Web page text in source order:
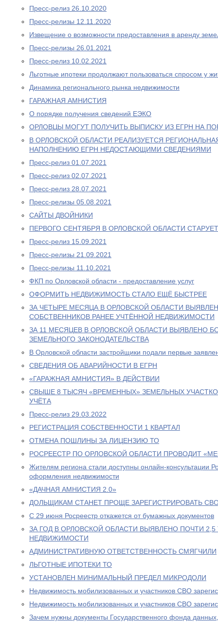
Пресс-релиз 26.10.2020
Пресс-релизы 12.11.2020
Извещение о возможности предоставления в аренду
Пресс-релизы 26.01.2021
Пресс-релиз 10.02.2021
Льготные ипотеки продолжают пользоваться спросом у
Динамика регионального рынка недвижимости
ГАРАЖНАЯ АМНИСТИЯ
О порядке получения сведений ЕЭКО
ОРЛОВЦЫ МОГУТ ПОЛУЧИТЬ ВЫПИСКУ ИЗ ЕГРН НА
В ОРЛОВСКОЙ ОБЛАСТИ РЕАЛИЗУЕТСЯ
НАПОЛНЕНИЮ ЕГРН НЕДОСТАЮЩИМИ СВЕДЕНИЯМИ
Пресс-релиз 01.07.2021
Пресс-релиз 02.07.2021
Пресс-релиз 28.07.2021
Пресс-релизы 05.08.2021
САЙТЫ ДВОЙНИКИ
ПЕРВОГО СЕНТЯБРЯ В ОРЛОВСКОЙ ОБЛАСТИ
Пресс-релиз 15.09.2021
Пресс-релизы 21.09.2021
Пресс-релизы 11.10.2021
ФКП по Орловской области - предоставление услуг
ОФОРМИТЬ НЕДВИЖИМОСТЬ СТАЛО ЕЩЁ БЫСТРЕЕ
ЗА ЧЕТЫРЕ МЕСЯЦА В ОРЛОВСКОЙ ОБЛАСТИ
СОБСТВЕННИКОВ РАНЕЕ УЧТЁННОЙ НЕДВИЖИМОСТИ
ЗА 11 МЕСЯЦЕВ В ОРЛОВСКОЙ ОБЛАСТИ ВЫЯВЛЕНО
ЗЕМЕЛЬНОГО ЗАКОНОДАТЕЛЬСТВА
В Орловской области застройщики подали первые
СВЕДЕНИЯ ОБ АВАРИЙНОСТИ В ЕГРН
«ГАРАЖНАЯ АМНИСТИЯ» В ДЕЙСТВИИ
СВЫШЕ 8 ТЫСЯЧ «ВРЕМЕННЫХ» ЗЕМЕЛЬНЫХ
УЧЁТА
Пресс-релиз 29.03.2022
РЕГИСТРАЦИЯ СОБСТВЕННОСТИ 1 КВАРТАЛ
ОТМЕНА ПОШЛИНЫ ЗА ЛИЦЕНЗИЮ ТО
РОСРЕЕСТР ПО ОРЛОВСКОЙ ОБЛАСТИ ПРОВОДИТ
Жителям региона стали доступны онлайн-консультации
оформления недвижимости
«ДАЧНАЯ АМНИСТИЯ 2.0»
ДОЛЬЩИКАМ СТАНЕТ ПРОЩЕ ЗАРЕГИСТРИРОВАТЬ
С 29 июня Росреестр откажется от бумажных документов
ЗА ГОД В ОРЛОВСКОЙ ОБЛАСТИ ВЫЯВЛЕНО ПОЧТИ
НЕДВИЖИМОСТИ
АДМИНИСТРАТИВНУЮ ОТВЕТСТВЕННОСТЬ СМЯГЧИЛИ
ЛЬГОТНЫЕ ИПОТЕКИ ТО
УСТАНОВЛЕН МИНИМАЛЬНЫЙ ПРЕДЕЛ МИКРОДОЛИ
Недвижимость мобилизованных и участников СВО
Недвижимость мобилизованных и участников СВО
Зачем нужны документы Государственного фонда